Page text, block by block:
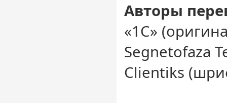
Авторы
«1C»
Segnetofaza
Clientiks